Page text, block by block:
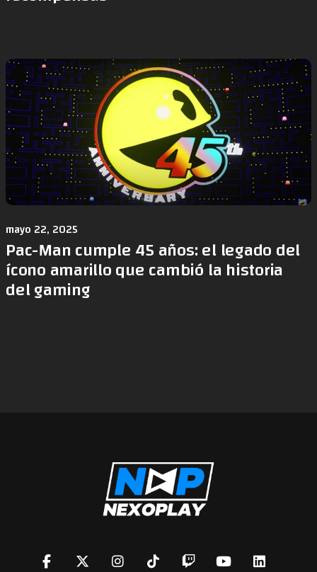
mayo 22, 2025
Pac-Man cumple 45 años: el legado del
ícono amarillo que cambió la historia
del gaming